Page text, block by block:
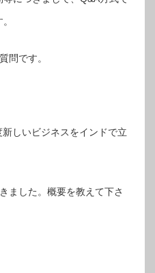
問です。
しいビジネスをインドで立
ました。概要を教えて下さ